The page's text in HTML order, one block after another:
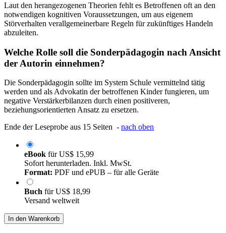
Laut den herangezogenen Theorien fehlt es Betroffenen oft an den
notwendigen kognitiven Voraussetzungen, um aus eigenem
Störverhalten verallgemeinerbare Regeln für zukünftiges Handeln
abzuleiten.
Welche Rolle soll die Sonderpädagogin nach Ansicht
der Autorin einnehmen?
Die Sonderpädagogin sollte im System Schule vermittelnd tätig
werden und als Advokatin der betroffenen Kinder fungieren, um
negative Verstärkerbilanzen durch einen positiveren,
beziehungsorientierten Ansatz zu ersetzen.
Ende der Leseprobe aus 15 Seiten - nach oben
eBook fürUS$ 15,99
Sofort herunterladen. Inkl. MwSt.
Format: PDF und ePUB – für alle Geräte
Buch fürUS$ 18,99
Versand weltweit
In den Warenkorb